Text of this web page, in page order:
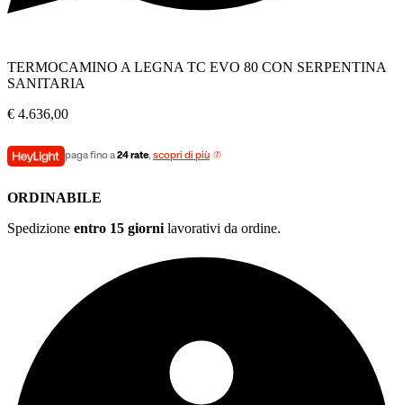
TERMOCAMINO A LEGNA TC EVO 80 CON SERPENTINA
SANITARIA
€ 4.636,00
paga fino a24 rate, scopri di più
ORDINABILE
Spedizione entro 15 giorni lavorativi da ordine.